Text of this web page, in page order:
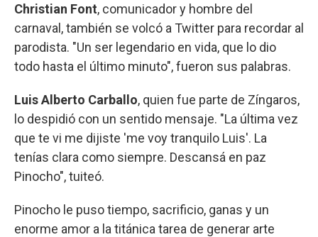
Christian Font, comunicador y hombre del
carnaval, también se volcó a Twitter para recordar al
parodista. "Un ser legendario en vida, que lo dio
todo hasta el último minuto", fueron sus palabras.
Luis Alberto Carballo, quien fue parte de Zíngaros,
lo despidió con un sentido mensaje. "La última vez
que te vi me dijiste 'me voy tranquilo Luis'. La
tenías clara como siempre. Descansá en paz
Pinocho", tuiteó.
Pinocho le puso tiempo, sacrificio, ganas y un
enorme amor a la titánica tarea de generar arte